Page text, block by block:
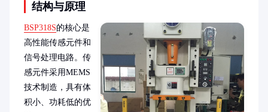
结构与原理
BSP318S的核心是
高性能传感元件和
信号处理电路。传
感元件采用MEMS
技术制造，具有体
积小、功耗低的优